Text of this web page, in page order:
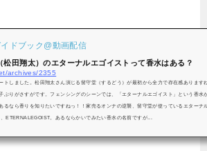
ドブック@動画配信
松田翔太）のエターナルエゴイストって香水はある？
archives/2355
トしました。松田翔太さん演じる留守堂（するどう）が最初から全力で存在感あります
ぶりがさすがです。フェンシングのシーンでは、「エターナルエゴイスト」という香水
るなら香りを知りたいですねっ！！家売るオンナの逆襲、留守堂が使っているエターナ
ETERNALEGOIST。あるならかいでみたい香水の名前ですが...